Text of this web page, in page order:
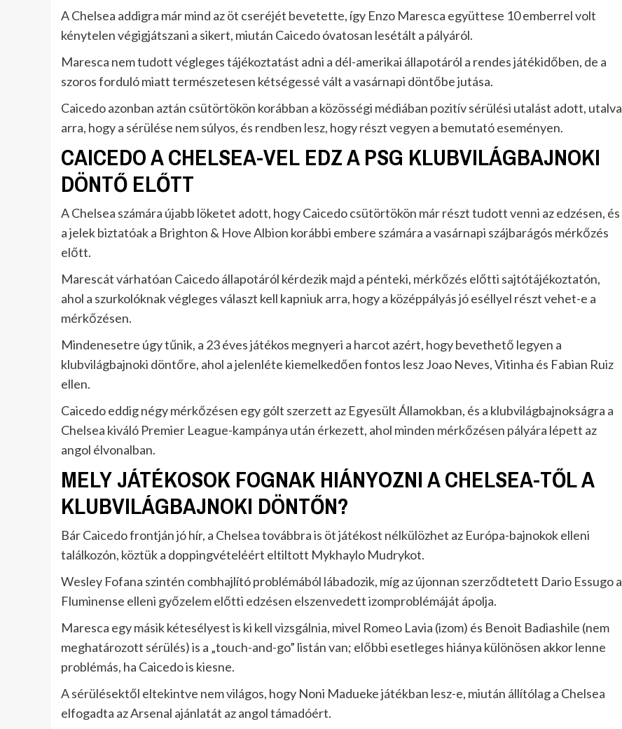
A Chelsea addigra már mind az öt cseréjét bevetette, így Enzo Maresca együttese 10 emberrel volt
kénytelen végigjátszani a sikert, miután Caicedo óvatosan lesétált a pályáról.
Maresca nem tudott végleges tájékoztatást adni a dél-amerikai állapotáról a rendes játékidőben, de a
szoros forduló miatt természetesen kétségessé vált a vasárnapi döntőbe jutása.
Caicedo azonban aztán csütörtökön korábban a közösségi médiában pozitív sérülési utalást adott, utalva
arra, hogy a sérülése nem súlyos, és rendben lesz, hogy részt vegyen a bemutató eseményen.
CAICEDO A CHELSEA-VEL EDZ A PSG KLUBVILÁGBAJNOKI
DÖNTŐ ELŐTT
A Chelsea számára újabb löketet adott, hogy Caicedo csütörtökön már részt tudott venni az edzésen, és
a jelek biztatóak a Brighton & Hove Albion korábbi embere számára a vasárnapi szájbarágós mérkőzés
előtt.
Marescát várhatóan Caicedo állapotáról kérdezik majd a pénteki, mérkőzés előtti sajtótájékoztatón,
ahol a szurkolóknak végleges választ kell kapniuk arra, hogy a középpályás jó eséllyel részt vehet-e a
mérkőzésen.
Mindenesetre úgy tűnik, a 23 éves játékos megnyeri a harcot azért, hogy bevethető legyen a
klubvilágbajnoki döntőre, ahol a jelenléte kiemelkedően fontos lesz Joao Neves, Vitinha és Fabian Ruiz
ellen.
Caicedo eddig négy mérkőzésen egy gólt szerzett az Egyesült Államokban, és a klubvilágbajnokságra a
Chelsea kiváló Premier League-kampánya után érkezett, ahol minden mérkőzésen pályára lépett az
angol élvonalban.
MELY JÁTÉKOSOK FOGNAK HIÁNYOZNI A CHELSEA-TŐL A
KLUBVILÁGBAJNOKI DÖNTŐN?
Bár Caicedo frontján jó hír, a Chelsea továbbra is öt játékost nélkülözhet az Európa-bajnokok elleni
találkozón, köztük a doppingvételéért eltiltott Mykhaylo Mudrykot.
Wesley Fofana szintén combhajlító problémából lábadozik, míg az újonnan szerződtetett Dario Essugo a
Fluminense elleni győzelem előtti edzésen elszenvedett izomproblémáját ápolja.
Maresca egy másik kétesélyest is ki kell vizsgálnia, mivel Romeo Lavia (izom) és Benoit Badiashile (nem
meghatározott sérülés) is a „touch-and-go” listán van; előbbi esetleges hiánya különösen akkor lenne
problémás, ha Caicedo is kiesne.
A sérülésektől eltekintve nem világos, hogy Noni Madueke játékban lesz-e, miután állítólag a Chelsea
elfogadta az Arsenal ajánlatát az angol támadóért.